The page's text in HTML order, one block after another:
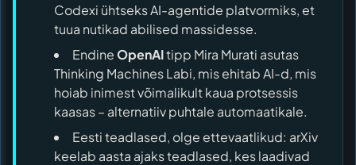
Codexi ühtseks AI-agentide platvormiks, et
tuua nutikad abilised massidesse.
EndineOpenAItipp Mira Murati asutas
Thinking Machines Labi, mis ehitab AI-d, mis
hoiab inimest võimalikult kaua protsessis
kaasas – alternatiiv puhtale automaatikale.
Eesti teadlased, olge ettevaatlikud: arXiv
keelab aasta ajaks teadlased, kes laadivad